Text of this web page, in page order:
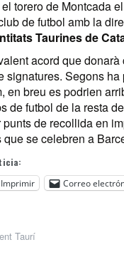
torero de Montcada
de futbol amb la
Taurines de
acord que donarà
signatures. Segons ha
en breu es podrien
de futbol de la resta
punts de recollida en
se celebren a
Imprimir
Correo
Taurí